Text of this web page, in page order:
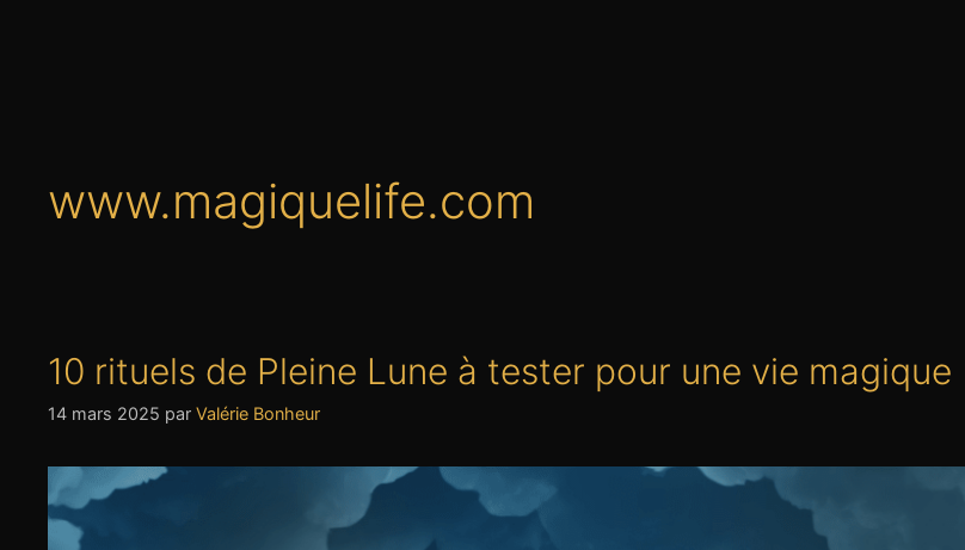
www.magiquelife.com
10 rituels de Pleine Lune à tester pour une vie magique
14 mars 2025 par Valérie Bonheur